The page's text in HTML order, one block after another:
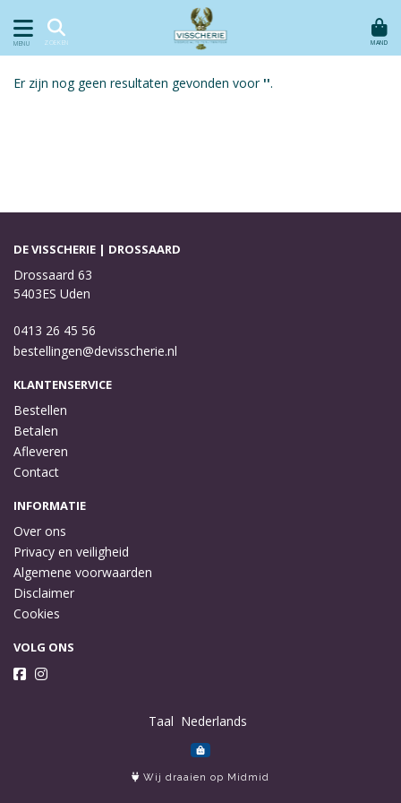
MENU ZOEKEN MAND
Er zijn nog geen resultaten gevonden voor ''.
DE VISSCHERIE | DROSSAARD
Drossaard 63
5403ES Uden
0413 26 45 56
bestellingen@devisscherie.nl
KLANTENSERVICE
Bestellen
Betalen
Afleveren
Contact
INFORMATIE
Over ons
Privacy en veiligheid
Algemene voorwaarden
Disclaimer
Cookies
VOLG ONS
Taal
Wij draaien op Midmid